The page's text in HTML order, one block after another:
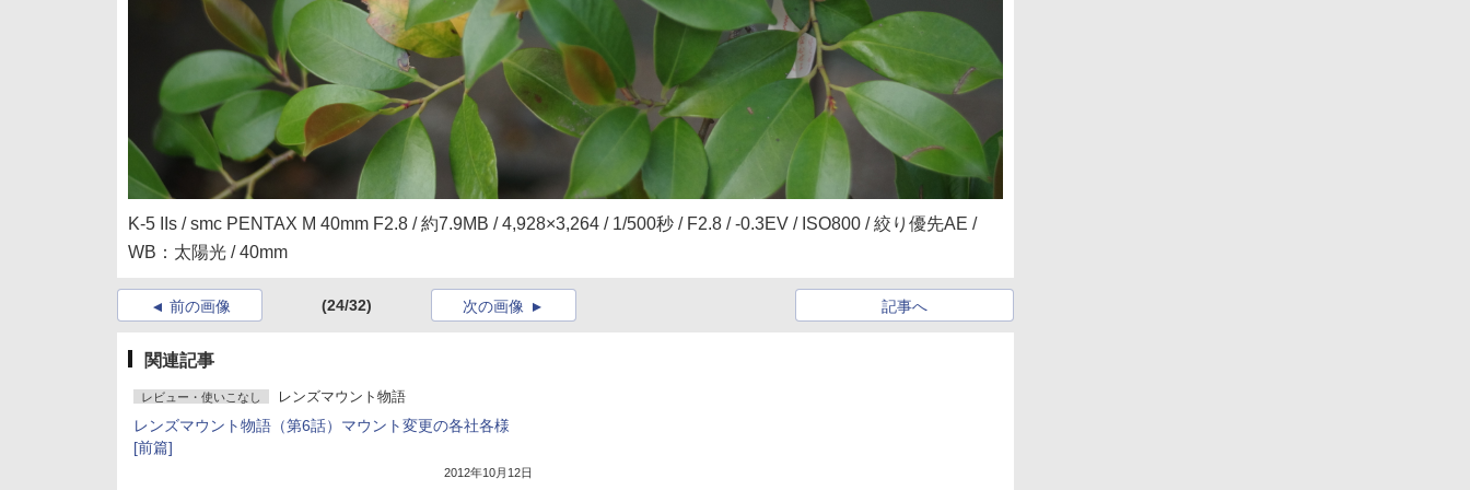
K-5 IIs / smc PENTAX M 40mm F2.8 / 約7.9MB / 4,928×3,264 / 1/500秒 / F2.8 / -0.3EV / ISO800 / 絞り優先AE /
WB：太陽光 / 40mm
前の画像 (24/32) 記事へ
次の画像
関連記事
レビュー・使いこなし レンズマウント物語
レンズマウント物語（第6話）マウント変更の各社各様
[前篇]
2012年10月12日